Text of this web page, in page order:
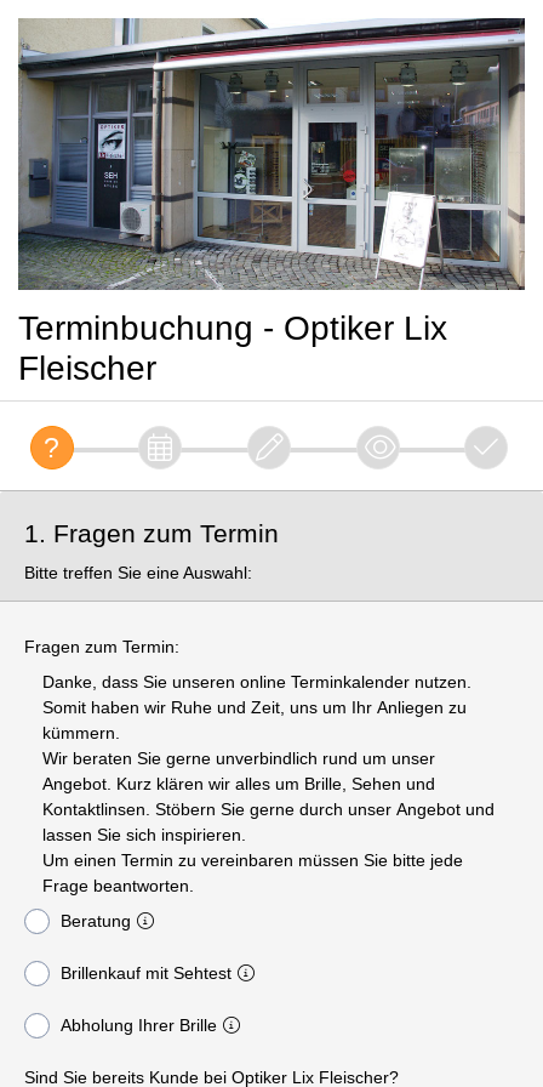
Terminbuchung - Optiker Lix
Fleischer
1. Fragen zum Termin
Bitte treffen Sie eine Auswahl:
Fragen zum Termin:
Danke, dass Sie unseren online Terminkalender nutzen.
Somit haben wir Ruhe und Zeit, uns um Ihr Anliegen zu
kümmern.
Wir beraten Sie gerne unverbindlich rund um unser
Angebot. Kurz klären wir alles um Brille, Sehen und
Kontaktlinsen. Stöbern Sie gerne durch unser Angebot und
lassen Sie sich inspirieren.
Um einen Termin zu vereinbaren müssen Sie bitte jede
Frage beantworten.
Beratung
Brillenkauf mit Sehtest
Abholung Ihrer Brille
Sind Sie bereits Kunde bei Optiker Lix Fleischer?